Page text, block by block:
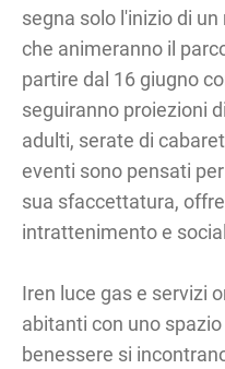
segna solo l'inizio di
che animeranno il
partire dal 16 giugno
seguiranno proiezioni
adulti, serate di
eventi sono pensati
sua sfaccettatura,
intrattenimento e
Iren luce gas e servizi
abitanti con uno
benessere si